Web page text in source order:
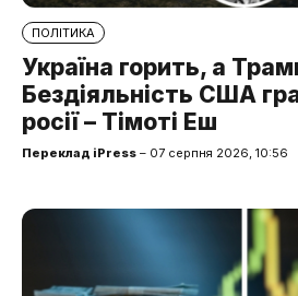
ПОЛІТИКА
Україна горить, а
Бездіяльність США
росії – Тімоті Еш
Переклад iPress – 07 серпня 2026, 10:56